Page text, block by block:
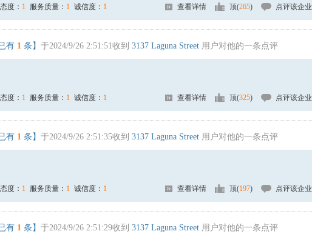
度： 1 服务质量： 1 诚信度： 1 查看详情 顶(265) 点评该企业
有 1 条】 于2024/9/26 2:51:51收到 3137 Laguna Street 用户对他的一条点评
度： 1 服务质量： 1 诚信度： 1 查看详情 顶(325) 点评该企业
有 1 条】 于2024/9/26 2:51:35收到 3137 Laguna Street 用户对他的一条点评
度： 1 服务质量： 1 诚信度： 1 查看详情 顶(197) 点评该企业
有 1 条】 于2024/9/26 2:51:29收到 3137 Laguna Street 用户对他的一条点评